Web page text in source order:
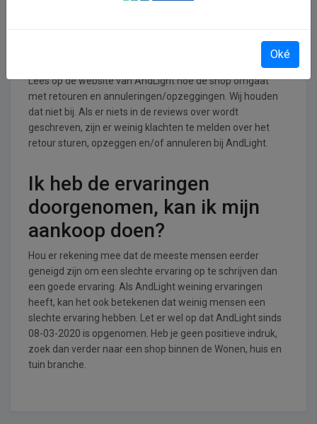
Lees op de website van AndLight hoe de shop omgaat
met retouren en annuleringen/opzeggingen. Wij houden
dat niet bij. Als er niets in de reviews over wordt
geschreven, zijn er weinig klachten te melden over het
retour sturen, opzeggen en/of annuleren bij AndLight.
Ik heb de ervaringen
doorgenomen, kan ik mijn
aankoop doen?
Hou er rekening mee dat de meeste mensen eerder
geneigd zijn om een slechte ervaring op te schrijven dan
een goede ervaring. Als AndLight weining ervaringen
heeft, kan het ook betekenen dat weinig mensen een
slechte ervaring hebben. Let er wel op dat AndLight sinds
08-03-2020 is opgenomen. Heb je geen positieve indruk,
zoek dan verder naar een shop binnen de Wonen, huis en
tuin branche.
Oké